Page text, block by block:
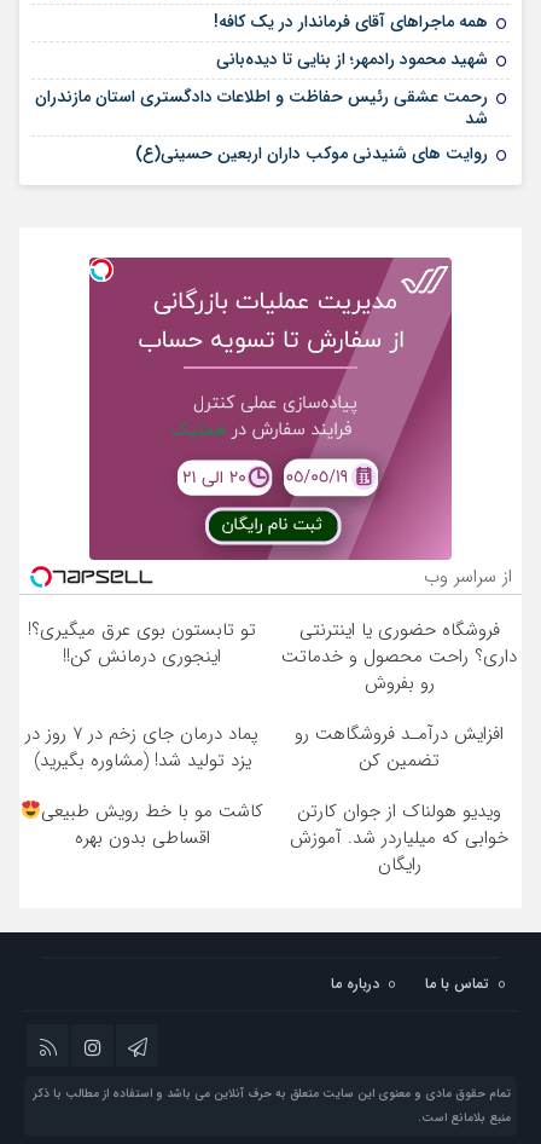
همه ماجراهای آقای فرماندار در یک کافه!
شهید محمود رادمهر؛ از بنایی تا دیده‌بانی
رحمت عشقی رئیس حفاظت و اطلاعات دادگستری استان مازندران
شد
روایت های شنیدنی موکب داران اربعین حسینی(ع)
از سراسر وب
فروشگاه حضوری یا اینترنتی
داری؟ راحت محصول و خدماتت
رو بفروش
تو تابستون بوی عرق میگیری؟!
اینجوری درمانش کن!!
افزایش درآمـد فروشگاهت رو
تضمین کن
پماد درمان جای زخم در ۷ روز در
یزد تولید شد! (مشاوره بگیرید)
ویدیو هولناک از جوان کارتن
خوابی که میلیاردر شد. آموزش
رایگان
کاشت مو با خط رویش طبیعی
اقساطی بدون بهره
تماس با ما درباره ما
تمام حقوق مادی و معنوی این سایت متعلق به حرف آنلاین می باشد و استفاده از مطالب با ذکر
منبع بلامانع است.